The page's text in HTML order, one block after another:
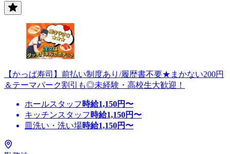
【かっぱ寿司】前払い制度あり/履歴書不要★まかない200円
＆テーマパーク割引も◎未経験・高校生大歓迎！
ホールスタッフ 時給1,150円〜
キッチンスタッフ 時給1,150円〜
皿洗い・洗い場時給1,150円〜